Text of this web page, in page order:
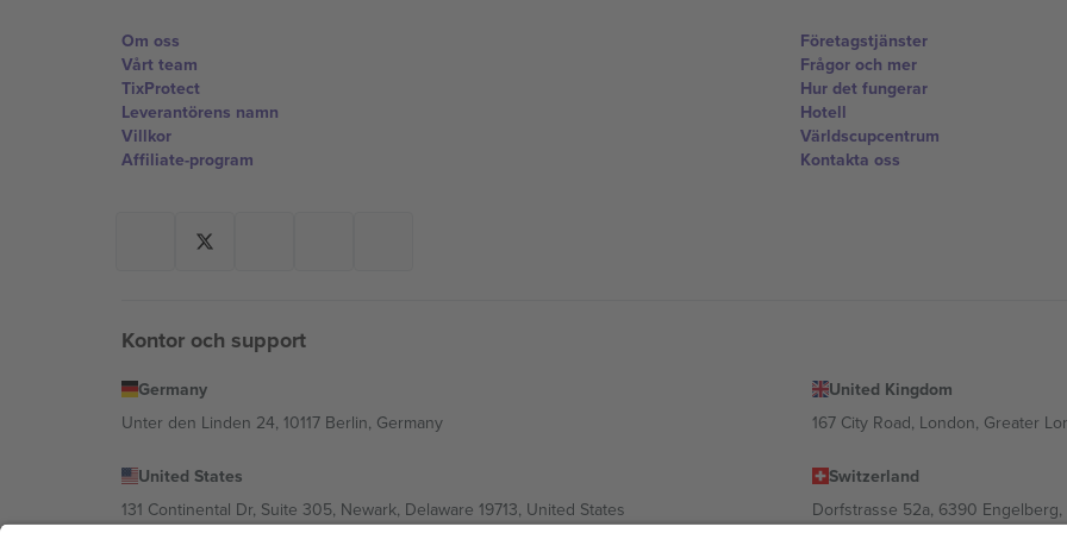
Om oss
Vårt team
TixProtect
Leverantörens namn
Villkor
Affiliate-program
Företagstjänster
Frågor och mer
Hur det fungerar
Hotell
Världscupcentrum
Kontakta oss
Kontor och support
Germany
Unter den Linden 24, 10117 Berlin, Germany
United Kingdom
167 City Road, London, Greater
United States
131 Continental Dr, Suite 305, Newark, Delaware 19713, United States
Switzerland
Dorfstrasse 52a, 6390 Engelberg,